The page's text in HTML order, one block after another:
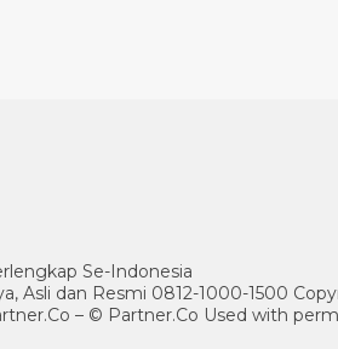
Se-Indonesia
Asli dan Resmi 0812-1000-1500
– © Partner.Co Used with